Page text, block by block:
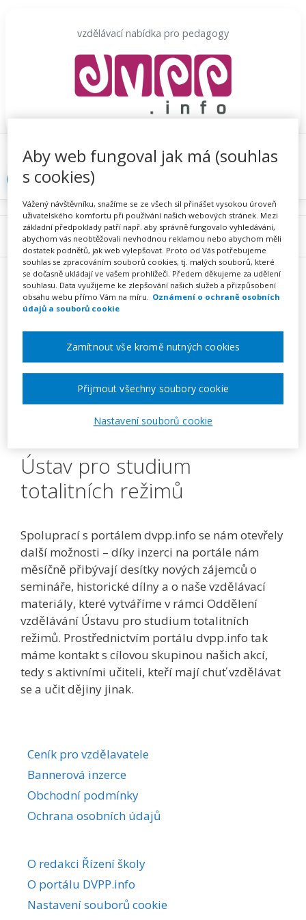
vzdělávací nabídka pro pedagogy
Proč se registrovat Hlídací sojka
Registrace
Přihlásit
Ústav pro studium
totalitních režimů
Spoluprací s portálem dvpp.info se nám otevřely
další možnosti – díky inzerci na portále nám
měsíčně přibývají desítky nových zájemců o
semináře, historické dílny a o naše vzdělávací
materiály, které vytváříme v rámci Oddělení
vzdělávání Ústavu pro studium totalitních
režimů. Prostřednictvím portálu dvpp.info tak
máme kontakt s cílovou skupinou našich akcí,
tedy s aktivními učiteli, kteří mají chuť vzdělávat
se a učit dějiny jinak.
Menu
Ceník pro vzdělavatele
Bannerová inzerce
Obchodní podmínky
Ochrana osobních údajů
O redakci Řízení školy
O portálu DVPP.info
Nastavení souborů cookie
Aby web fungoval jak má (souhlas
s cookies)
Vážený návštěvníku, snažíme se ze všech sil přinášet vysokou úroveň
uživatelského komfortu při používání našich webových stránek. Mezi
základní předpoklady patří např. aby správně fungovalo vyhledávání,
abychom vás neobtěžovali nevhodnou reklamou nebo abychom měli
dostatek podnětů, jak web vylepšovat. Proto od Vás potřebujeme
souhlas se zpracováním souborů cookies, tj. malých souborů, které
se dočasně ukládají ve vašem prohlížeči. Předem děkujeme za udělení
souhlasu. Data využijeme ke zlepšování našich služeb a přizpůsobení
obsahu webu přímo Vám na míru. Oznámení o ochraně osobních
údajů a souborů cookie
Nastavení souborů cookie
Zamítnout vše kromě nutných cookies
Přijmout všechny soubory cookie